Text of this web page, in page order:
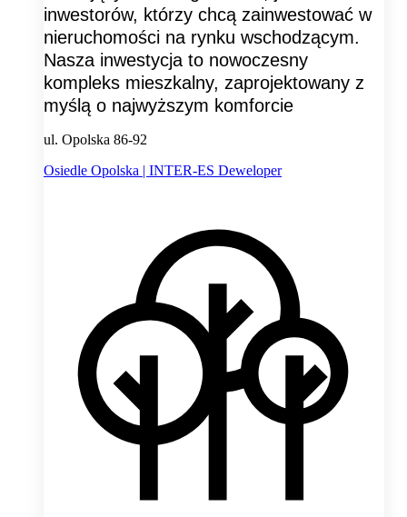
inwestorów, którzy chcą zainwestować w
nieruchomości na rynku wschodzącym.
Nasza inwestycja to nowoczesny
kompleks mieszkalny, zaprojektowany z
myślą o najwyższym komforcie
ul. Opolska 86-92
Osiedle Opolska | INTER-ES Deweloper